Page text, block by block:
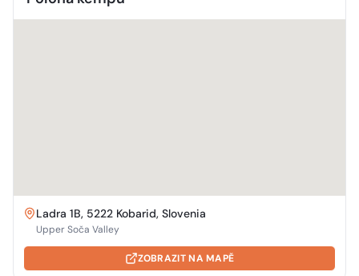
Ladra 1B, 5222 Kobarid, Slovenia
Upper Soča Valley
ZOBRAZIT NA MAPĚ